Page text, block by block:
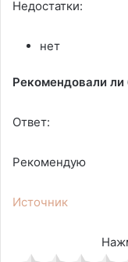
Недостатки:
нет
Рекомендовали
Ответ:
Рекомендую
Источник